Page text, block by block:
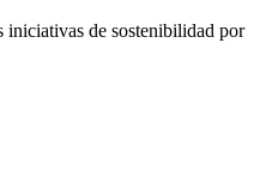
iniciativas de sostenibilidad por